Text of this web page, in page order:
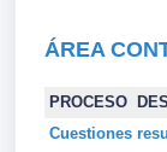
ÁREA
PROCESO
Cuestiones